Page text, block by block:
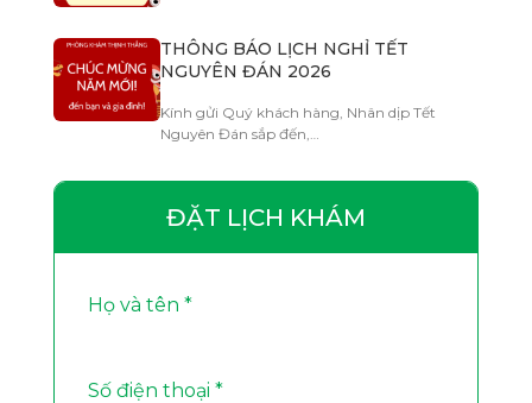
THÔNG BÁO LỊCH NGHỈ TẾT
NGUYÊN ĐÁN 2026
Kính gửi Quý khách hàng, Nhân dịp Tết
Nguyên Đán sắp đến,…
ĐẶT LỊCH KHÁM